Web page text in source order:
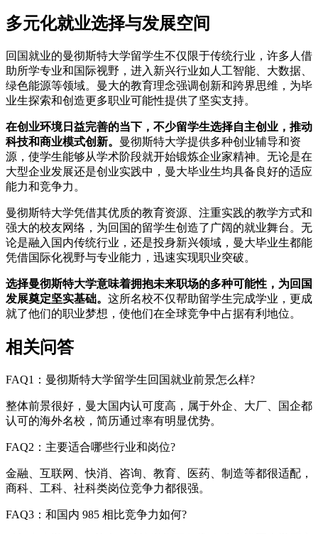
多元化就业选择与发展空间
回国就业的曼彻斯特大学留学生不仅限于传统行业，许多人借
助所学专业和国际视野，进入新兴行业如人工智能、大数据、
绿色能源等领域。曼大的教育理念强调创新和跨界思维，为毕
业生探索和创造更多职业可能性提供了坚实支持。
在创业环境日益完善的当下，不少留学生选择自主创业，推动
科技和商业模式创新。 曼彻斯特大学提供多种创业辅导和资
源，使学生能够从学术阶段就开始锻炼企业家精神。无论是在
大型企业发展还是创业实践中，曼大毕业生均具备良好的适应
能力和竞争力。
曼彻斯特大学凭借其优质的教育资源、注重实践的教学方式和
强大的校友网络，为回国的留学生创造了广阔的就业舞台。无
论是融入国内传统行业，还是投身新兴领域，曼大毕业生都能
凭借国际化视野与专业能力，迅速实现职业突破。
选择曼彻斯特大学意味着拥抱未来职场的多种可能性，为回国
发展奠定坚实基础。 这所名校不仅帮助留学生完成学业，更成
就了他们的职业梦想，使他们在全球竞争中占据有利地位。
相关问答
FAQ1：曼彻斯特大学留学生回国就业前景怎么样?
整体前景很好，曼大国内认可度高，属于外企、大厂、国企都
认可的海外名校，简历通过率有明显优势。
FAQ2：主要适合哪些行业和岗位?
金融、互联网、快消、咨询、教育、医药、制造等都很适配，
商科、工科、社科类岗位竞争力都很强。
FAQ3：和国内 985 相比竞争力如何?